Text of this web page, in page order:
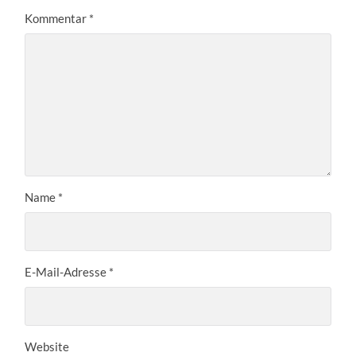
Kommentar *
Name *
E-Mail-Adresse *
Website